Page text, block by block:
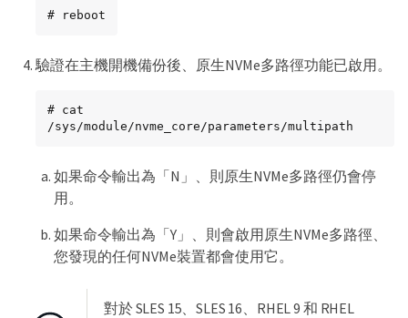
# reboot
驗證在主機開機備份後、原生NVMe多路徑功能已啟用。
# cat
/sys/module/nvme_core/parameters/multipath
如果命令輸出為「N」、則原生NVMe多路徑仍會停
用。
如果命令輸出為「Y」、則會啟用原生NVMe多路徑、
您發現的任何NVMe裝置都會使用它。
對於 SLES 15、SLES 16、RHEL 9 和 RHEL